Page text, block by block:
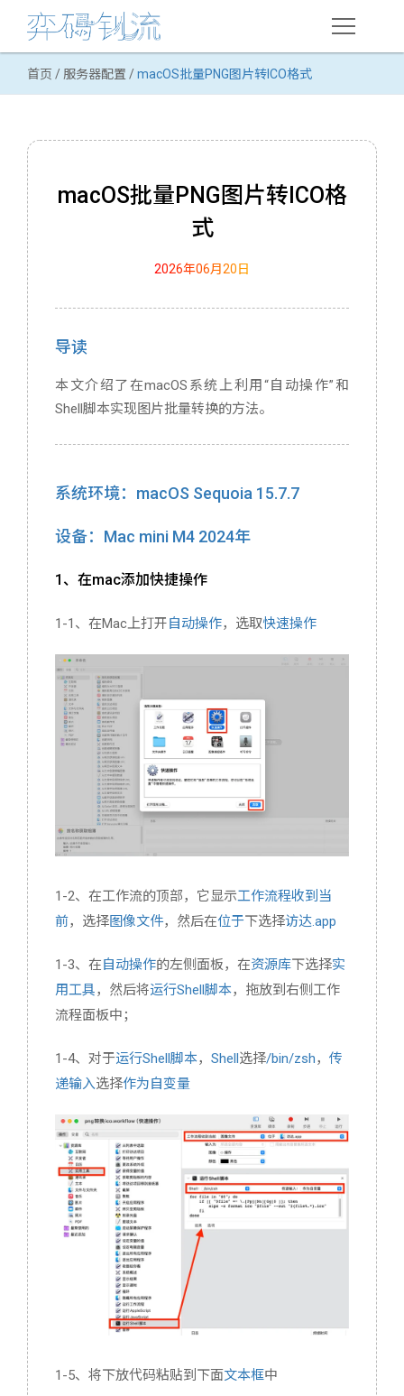
在线课程
用户体验优化
域名
首页 / 服务器配置 /macOS批量PNG图片转ICO格式
macOS批量PNG图片转ICO格
式
2026年06月20日
导读
本文介绍了在macOS系统上利用“自动操作”和
Shell脚本实现图片批量转换的方法。
系统环境：macOS Sequoia 15.7.7
设备：Mac mini M4 2024年
1、在mac添加快捷操作
1-1、在Mac上打开自动操作，选取快速操作
1-2、在工作流的顶部，它显示工作流程收到当
前，选择图像文件，然后在位于下选择访达.app
1-3、在自动操作的左侧面板，在资源库下选择实
用工具，然后将运行Shell脚本，拖放到右侧工作
流程面板中；
1-4、对于运行Shell脚本， Shell选择/bin/zsh， 传
递输入选择作为自变量
1-5、将下放代码粘贴到下面文本框中